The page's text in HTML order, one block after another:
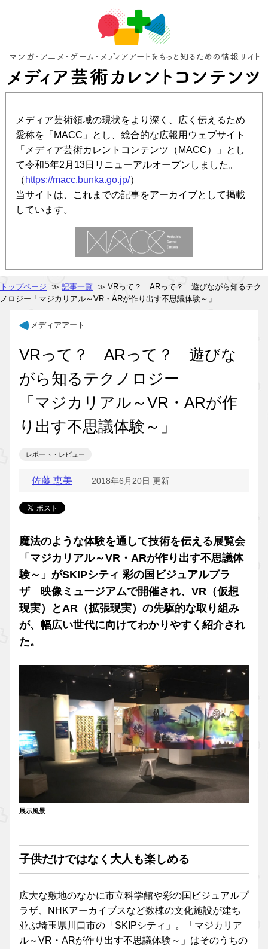
メディア芸術領域の現状をより深く、広く伝えるため
愛称を「MACC」とし、総合的な広報用ウェブサイト
「メディア芸術カレントコンテンツ（MACC）」とし
て令和5年2月13日リニューアルオープンしました。
（ https://macc.bunka.go.jp/）
当サイトは、これまでの記事をアーカイブとして掲載
しています。
トップページ ≫ 記事一覧 ≫ VRって？ ARって？ 遊びながら知るテク
ノロジー「マジカリアル～VR・ARが作り出す不思議体験～」
メディアアート
VRって？ ARって？ 遊びな
がら知るテクノロジー
「マジカリアル～VR・ARが作
り出す不思議体験～」
レポート・レビュー
佐藤 恵美 2018年6月20日 更新
魔法のような体験を通して技術を伝える展覧会
「マジカリアル～VR・ARが作り出す不思議体
験～」がSKIPシティ 彩の国ビジュアルプラ
ザ 映像ミュージアムで開催され、VR（仮想
現実）とAR（拡張現実）の先駆的な取り組み
が、幅広い世代に向けてわかりやすく紹介され
た。
展示風景
子供だけではなく大人も楽しめる
広大な敷地のなかに市立科学館や彩の国ビジュアルプ
ラザ、NHKアーカイブスなど数棟の文化施設が建ち
並ぶ埼玉県川口市の「SKIPシティ」。「マジカリア
ル～VR・ARが作り出す不思議体験～」はそのうちの